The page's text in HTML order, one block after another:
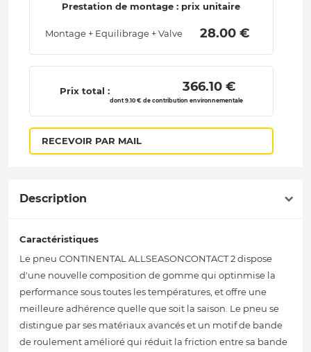
Prestation de montage : prix unitaire
Montage + Equilibrage + Valve 28.00 €
Prix total : 366.10 €
dont 9.10 € de contribution environnementale
RECEVOIR PAR MAIL
Description
Caractéristiques
Le pneu CONTINENTAL ALLSEASONCONTACT 2 dispose
d'une nouvelle composition de gomme qui optinmise la
performance sous toutes les températures, et offre une
meilleure adhérence quelle que soit la saison. Le pneu se
distingue par ses matériaux avancés et un motif de bande
de roulement amélioré qui réduit la friction entre sa bande